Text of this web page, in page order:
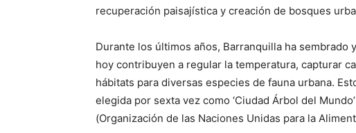
recuperación paisajística y creación de bosques
Durante los últimos años, Barranquilla ha sembrado
hoy contribuyen a regular la temperatura, capturar
hábitats para diversas especies de fauna urbana.
elegida por sexta vez como ‘Ciudad Árbol del
(Organización de las Naciones Unidas para la